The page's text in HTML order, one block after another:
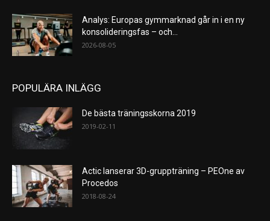
Analys: Europas gymmarknad går in i en ny
konsolideringsfas – och...
2026-08-05
POPULÄRA INLÄGG
De bästa träningsskorna 2019
2019-02-11
Actic lanserar 3D-gruppträning – PEOne av
Procedos
2018-08-24